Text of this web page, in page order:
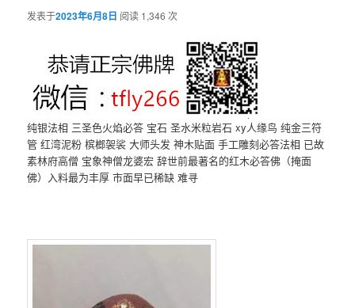
发表于2023年6月8日 阅读 1,346 次
纯银法相 三圣色火焰必答 宝石 圣水米粒岩石 xy人缘鸟 纯金三符
管 红湾泥粉 槟榔袈裟 大师头发 神木贴面 手工雕刻必答法相 已故
素林府高僧 宝象神僧龙婆宏 辞世前最著名的红木必答佛（掩面
佛）入料最为丰厚 市面早已稀缺 难寻